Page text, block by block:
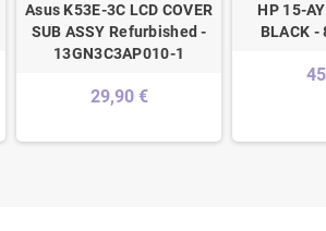
Asus K53E-3C LCD COVER
SUB ASSY Refurbished -
13GN3C3AP010-1
29,90 €
HP 15-
BLACK -